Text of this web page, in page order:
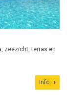
zeezicht, terras en
Info